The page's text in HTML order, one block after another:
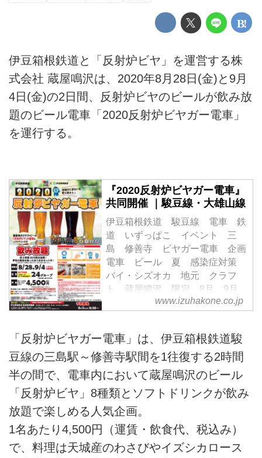
伊豆箱根鉄道と「反射炉ビヤ」を運営する株
式会社 蔵屋鳴沢は、2020年8月28日(金)と9月
4日(金)の2日間、反射炉ビヤのビールが飲み放
題のビール電車「2020反射炉ビヤガー電車」
を運行する。
『2020反射炉ビヤガー電車』
共同開催 ｜駿豆線・大雄山線
伊豆箱根鉄道 駿豆線 電車 鉄
道 いずっぱこ イベント 三
島 修善寺 ビヤガー電車 企画
電車 ビール 夏 感染症対策
バイ・シズオカ 地元 クラフ
ト 蔵屋鳴沢 限定 8月 9月
参加無料 伊豆www.izuhakone.co.jp
「反射炉ビヤガー電車」は、伊豆箱根鉄道駿
豆線の三島駅～修善寺駅間を1往復する2時間
半の間で、電車内において蔵屋鳴沢のビール
「反射炉ビヤ」8種類とソフトドリンクが飲み
放題で楽しめる人気企画。
1名あたり4,500円（運賃・飲食代、税込み）
で、料理は天城産のわさびやイズシカロース